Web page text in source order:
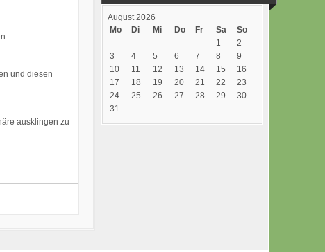
und diesen
ausklingen zu
August 2026
Mo
Di Mi Do Fr Sa
So
1
2
3
4 5 6 7 8
9
10
11 12 13 14 15
16
17
18 19 20 21 22
23
24
25 26 27 28 29
30
31